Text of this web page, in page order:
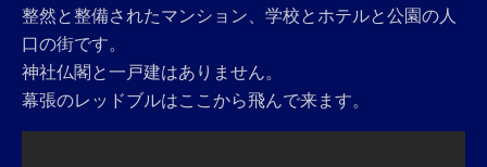
整然と整備されたマンション、学校とホテルと公園の人
口の街です。
神社仏閣と一戸建はありません。
幕張のレッドブルはここから飛んで来ます。